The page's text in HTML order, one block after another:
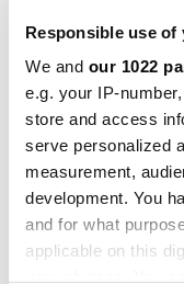
Responsible use of
We and our 1022
e.g. your IP-
store and access
serve personalized
measurement,
development. You
and for what
applicable on this
plus de 40
Avec plus de
l'entreprise
d'échappement
gamme de
marques les
générations